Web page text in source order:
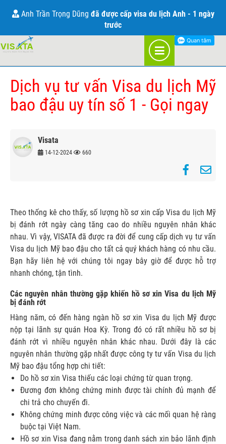
THÔNG TIN VỀ VISA
TRANG CHỦ
Dịch vụ tư vấn Visa du lịch Mỹ
bao đậu uy tín số 1 - Gọi ngay
Visata
14-12-2024 660
Theo thống kê cho thấy, số lượng hồ sơ xin cấp Visa du lịch Mỹ
bị đánh rớt ngày càng tăng cao do nhiều nguyên nhân khác
nhau. Vì vậy, VISATA đã được ra đời để cung cấp dịch vụ tư vấn
Visa du lịch Mỹ bao đậu cho tất cả quý khách hàng có nhu cầu.
Bạn hãy liên hệ với chúng tôi ngay bây giờ để được hỗ trợ
nhanh chóng, tận tình.
Các nguyên nhân thường gặp khiến hồ sơ xin Visa du lịch Mỹ
bị đánh rớt
Hàng năm, có đến hàng ngàn hồ sơ xin Visa du lịch Mỹ được
nộp tại lãnh sự quán Hoa Kỳ. Trong đó có rất nhiều hồ sơ bị
đánh rớt vì nhiều nguyên nhân khác nhau. Dưới đây là các
nguyên nhân thường gặp nhất được công ty tư vấn Visa du lịch
Mỹ bao đậu tổng hợp chi tiết:
Do hồ sơ xin Visa thiếu các loại chứng từ quan trọng.
Đương đơn không chứng minh được tài chính đủ mạnh để
chi trả cho chuyến đi.
Không chứng minh được công việc và các mối quan hệ ràng
buộc tại Việt Nam.
Hồ sơ xin Visa đang nằm trong danh sách xin bảo lãnh định
Anh Trần Trọng Dũng đã được cấp visa du lịch Anh - 1 ngày
trước